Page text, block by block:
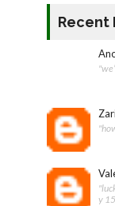
Recent
y